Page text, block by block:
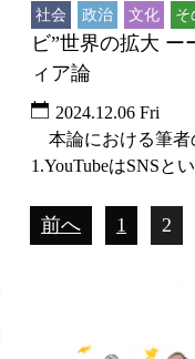
社会 政治 文化 そ
ビ”世界の拡大
ィア論
2024.12.06 Fri
本論における筆者
1.YouTubeはSNSと
前へ 1 2